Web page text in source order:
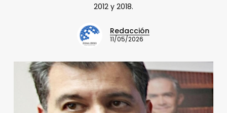
2012 y 2018.
Redacción
11/05/2026